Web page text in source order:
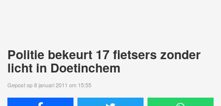
Politie bekeurt 17 fietsers zonder
licht in Doetinchem
Gepost op 8 januari 2011 om 15:55